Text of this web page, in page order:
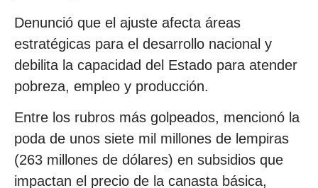
Denunció que el ajuste afecta áreas
estratégicas para el desarrollo nacional y
debilita la capacidad del Estado para atender
pobreza, empleo y producción.
Entre los rubros más golpeados, mencionó la
poda de unos siete mil millones de lempiras
(263 millones de dólares) en subsidios que
impactan el precio de la canasta básica,